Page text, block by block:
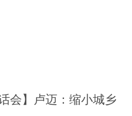
会】卢迈：缩小城乡